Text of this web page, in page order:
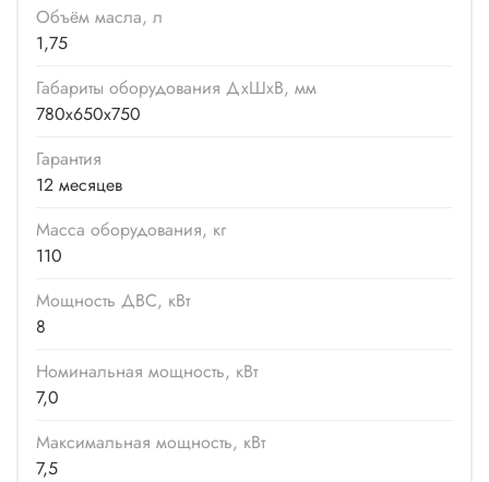
Объём масла, л
1,75
Габариты оборудования ДхШхВ, мм
780x650x750
Гарантия
12 месяцев
Масса оборудования, кг
110
Мощность ДВС, кВт
8
Номинальная мощность, кВт
7,0
Максимальная мощность, кВт
7,5